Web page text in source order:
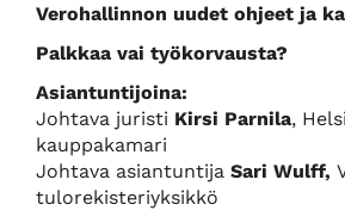
Verohallinnon uudet ohjeet ja
Palkkaa vai työkorvausta?
Asiantuntijoina:
Johtava juristi Kirsi Parnila,
kauppakamari
Johtava asiantuntija Sari Wulff,
tulorekisteriyksikkö